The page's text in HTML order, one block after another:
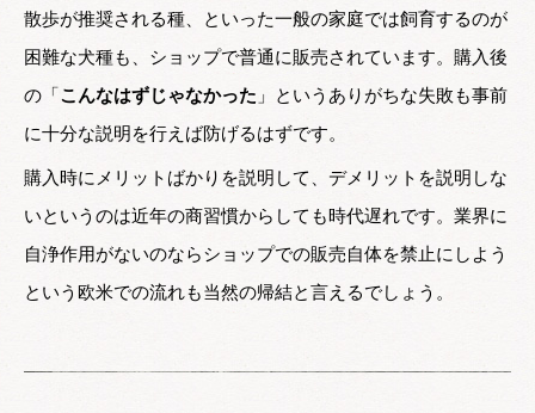
散歩が推奨される種、といった一般の家庭では飼育するのが
困難な犬種も、ショップで普通に販売されています。購入後
の「 こんなはずじゃなかった 」というありがちな失敗も事前
に十分な説明を行えば防げるはずです。
購入時にメリットばかりを説明して、デメリットを説明しな
いというのは近年の商習慣からしても時代遅れです。業界に
自浄作用がないのならショップでの販売自体を禁止にしよう
という欧米での流れも当然の帰結と言えるでしょう。